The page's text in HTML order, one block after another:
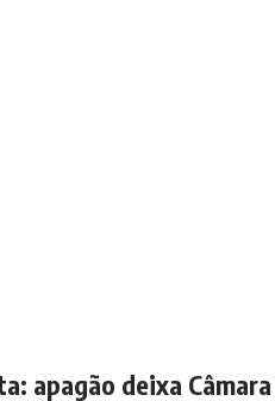
apagão deixa